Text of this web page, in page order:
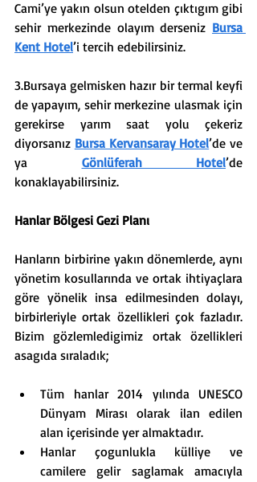
Cami’ye yakın olsun otelden çıktıgım gibi
sehir merkezinde olayım derseniz Bursa
Kent Hotel’i tercih edebilirsiniz.
3.Bursaya gelmisken hazır bir termal keyfi
de yapayım, sehir merkezine ulasmak için
gerekirse yarım saat yolu çekeriz
diyorsanız Bursa Kervansaray Hotel’de ve
ya Gönlüferah Hotel’de
konaklayabilirsiniz.
Hanlar Bölgesi Gezi Planı
Hanların birbirine yakın dönemlerde, aynı
yönetim kosullarında ve ortak ihtiyaçlara
göre yönelik insa edilmesinden dolayı,
birbirleriyle ortak özellikleri çok fazladır.
Bizim gözlemledigimiz ortak özellikleri
asagıda sıraladık;
Tüm hanlar 2014 yılında UNESCO
Dünyam Mirası olarak ilan edilen
alan içerisinde yer almaktadır.
Hanlar çogunlukla külliye ve
camilere gelir saglamak amacıyla